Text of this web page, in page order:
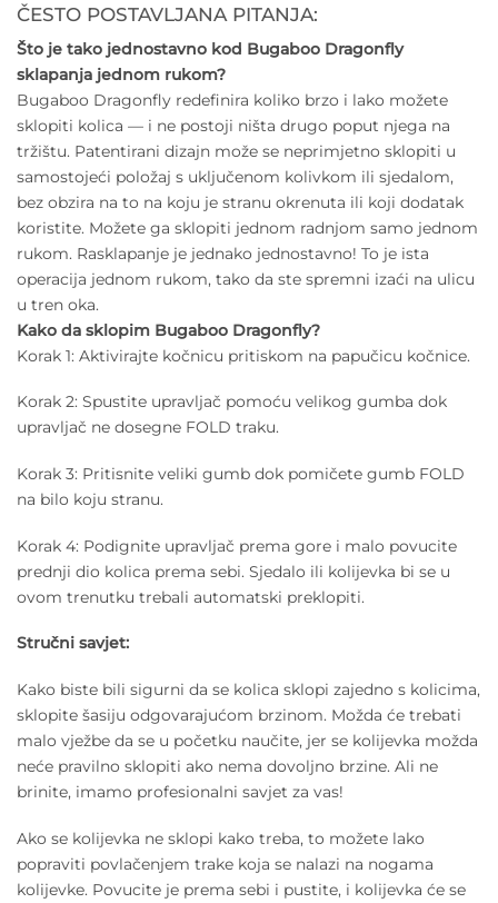
ČESTO POSTAVLJANA PITANJA:
Što je tako jednostavno kod Bugaboo Dragonfly
sklapanja jednom rukom?
Bugaboo Dragonfly redefinira koliko brzo i lako možete
sklopiti kolica — i ne postoji ništa drugo poput njega na
tržištu. Patentirani dizajn može se neprimjetno sklopiti u
samostojeći položaj s uključenom kolivkom ili sjedalom,
bez obzira na to na koju je stranu okrenuta ili koji dodatak
koristite. Možete ga sklopiti jednom radnjom samo jednom
rukom. Rasklapanje je jednako jednostavno! To je ista
operacija jednom rukom, tako da ste spremni izaći na ulicu
u tren oka.
Kako da sklopim Bugaboo Dragonfly?
Korak 1: Aktivirajte kočnicu pritiskom na papučicu kočnice.
Korak 2: Spustite upravljač pomoću velikog gumba dok
upravljač ne dosegne FOLD traku.
Korak 3: Pritisnite veliki gumb dok pomičete gumb FOLD
na bilo koju stranu.
Korak 4: Podignite upravljač prema gore i malo povucite
prednji dio kolica prema sebi. Sjedalo ili kolijevka bi se u
ovom trenutku trebali automatski preklopiti.
Stručni savjet:
Kako biste bili sigurni da se kolica sklopi zajedno s kolicima,
sklopite šasiju odgovarajućom brzinom. Možda će trebati
malo vježbe da se u početku naučite, jer se kolijevka možda
neće pravilno sklopiti ako nema dovoljno brzine. Ali ne
brinite, imamo profesionalni savjet za vas!
Ako se kolijevka ne sklopi kako treba, to možete lako
popraviti povlačenjem trake koja se nalazi na nogama
kolijevke. Povucite je prema sebi i pustite, i kolijevka će se